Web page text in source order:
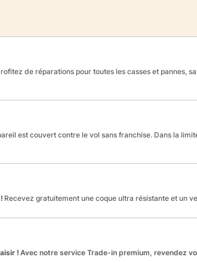
de réparations pour toutes les casses et pannes,
est couvert contre le vol sans franchise. Dans la
Recevez gratuitement une coque ultra résistante et un
!Avec notre service Trade-in premium, revendez